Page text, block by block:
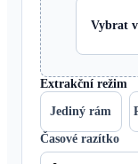
Vybrat
Extrakční režim
Jediný rám
Časové razítko